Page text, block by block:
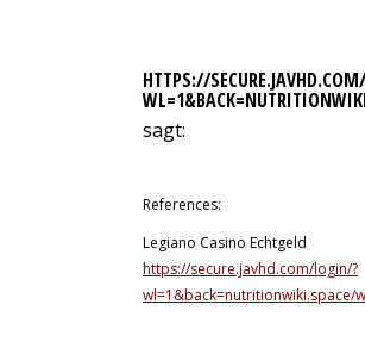
HTTPS://
sagt:
References:
Legiano Casino Echtgeld
https://secure.javhd.com/login/?
wl=1&back=nutritionwiki.space/